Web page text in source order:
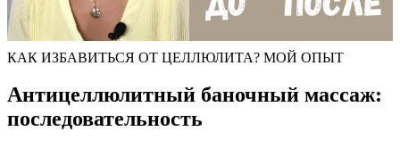
КАК ИЗБАВИТЬСЯ ОТ ЦЕЛЛЮЛИТА? МОЙ ОПЫТ
Антицеллюлитный баночный массаж:
последовательность